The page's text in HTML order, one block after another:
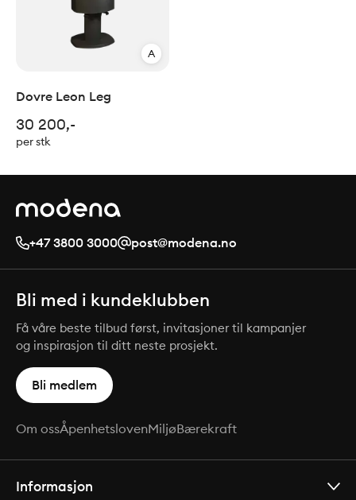
A
Dovre Leon Leg
30 200,-
per stk
+47 3800 3000 post@modena.no
Bli med i kundeklubben
Få våre beste tilbud først, invitasjoner til kampanjer
og inspirasjon til ditt neste prosjekt.
Bli medlem
Om ossÅpenhetslovenMiljøBærekraft
Informasjon